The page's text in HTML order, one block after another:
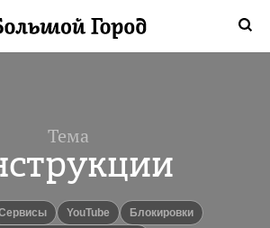
Тема
Сервисы YouTube
блокировки